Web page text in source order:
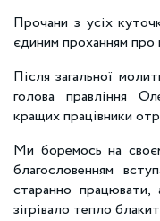
Прочани з усіх
єдиним проханням про
Після загальної
голова правління
кращих працівники
Ми боремось на
благословенням
старанно працювати,
зігрівало тепло